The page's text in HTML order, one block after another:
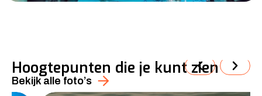
Hoogtepunten die je kunt zien
Bekijk alle foto’s